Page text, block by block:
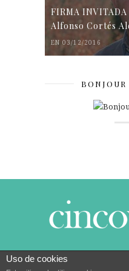
FIRMA INVITADA
Alfonso Cortés
EN 03/12/2016
© 2014 CINCO VILLAS
Uso de cookies